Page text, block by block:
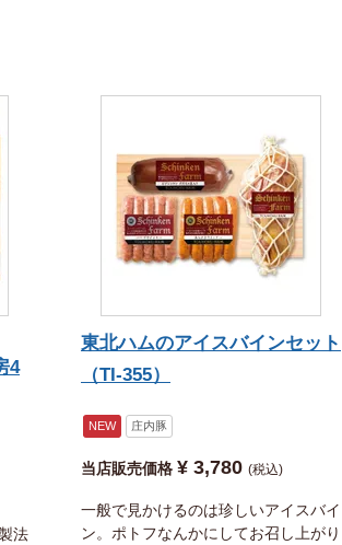
4
法
東北ハムのアイスバインセット
（TI-355）
NEW 庄内豚
当店販売価格 ¥ 3,780 税込
一般で見かけるのは珍しいアイスバイ
ン。ポトフなんかにしてお召し上がり